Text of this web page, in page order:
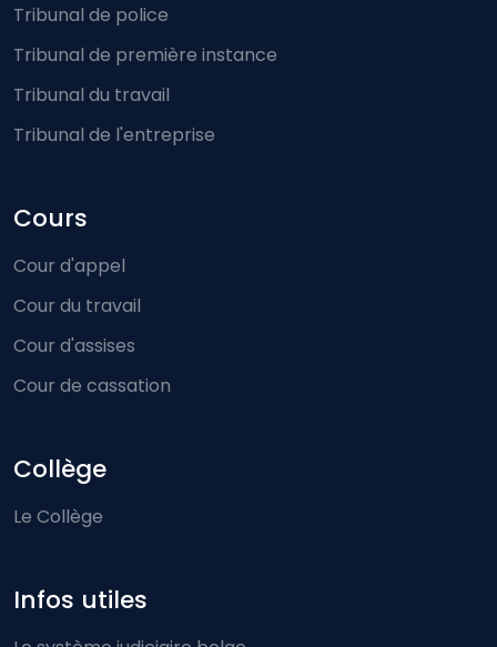
Tribunal de police
Tribunal de première instance
Tribunal du travail
Tribunal de l'entreprise
Cours
Cour d'appel
Cour du travail
Cour d'assises
Cour de cassation
Collège
Le Collège
Infos utiles